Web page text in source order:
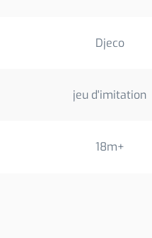
Djeco
jeu d'imitation
18m+